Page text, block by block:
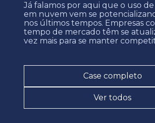
Já falamos por aqui que o uso
em nuvem vem se
nos últimos tempos. Empresas
tempo de mercado têm se
vez mais para se manter
e completas para seus clientes.
Case completo
Ver todos